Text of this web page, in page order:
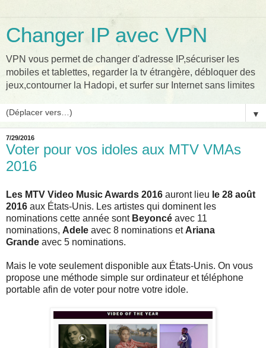
Changer IP avec VPN
VPN vous permet de changer d'adresse IP,sécuriser les
mobiles et tablettes, regarder la tv étrangère, débloquer des
jeux,contourner la Hadopi, et surfer sur Internet sans limites
▼
7/29/2016
Voter pour vos idoles aux MTV VMAs
2016
Les MTV Video Music Awards 2016 auront lieu le 28 août
2016 aux États-Unis. Les artistes qui dominent les
nominations cette année sont Beyoncé avec 11
nominations, Adele avec 8 nominations et Ariana
Grande avec 5 nominations.
Mais le vote seulement disponible aux États-Unis. On vous
propose une méthode simple sur ordinateur et téléphone
portable afin de voter pour notre votre idole.